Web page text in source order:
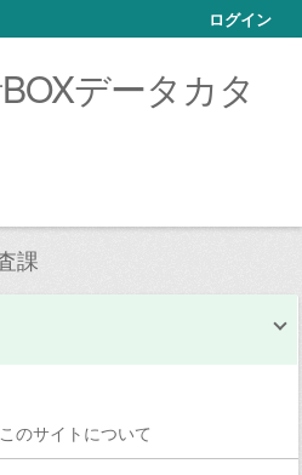
ログイン
データカタ
課
このサイトについて